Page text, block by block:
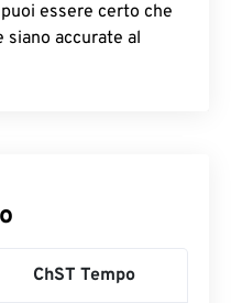
essere certo che
accurate al
ChST Tempo